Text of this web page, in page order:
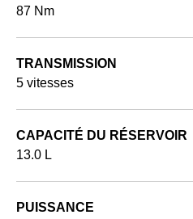
87 Nm
TRANSMISSION
5 vitesses
CAPACITÉ DU RÉSERVOIR
13.0 L
PUISSANCE